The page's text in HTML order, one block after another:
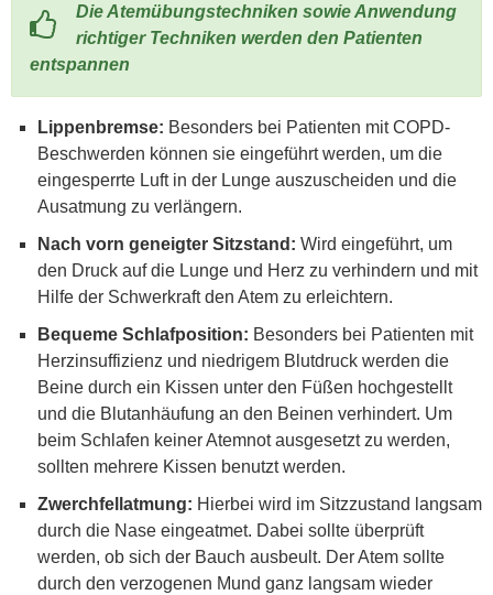
Die Atemübungstechniken sowie Anwendung
richtiger Techniken werden den Patienten
entspannen
Lippenbremse: Besonders bei Patienten mit COPD-
Beschwerden können sie eingeführt werden, um die
eingesperrte Luft in der Lunge auszuscheiden und die
Ausatmung zu verlängern.
Nach vorn geneigter Sitzstand: Wird eingeführt, um
den Druck auf die Lunge und Herz zu verhindern und mit
Hilfe der Schwerkraft den Atem zu erleichtern.
Bequeme Schlafposition: Besonders bei Patienten mit
Herzinsuffizienz und niedrigem Blutdruck werden die
Beine durch ein Kissen unter den Füßen hochgestellt
und die Blutanhäufung an den Beinen verhindert. Um
beim Schlafen keiner Atemnot ausgesetzt zu werden,
sollten mehrere Kissen benutzt werden.
Zwerchfellatmung: Hierbei wird im Sitzzustand langsam
durch die Nase eingeatmet. Dabei sollte überprüft
werden, ob sich der Bauch ausbeult. Der Atem sollte
durch den verzogenen Mund ganz langsam wieder